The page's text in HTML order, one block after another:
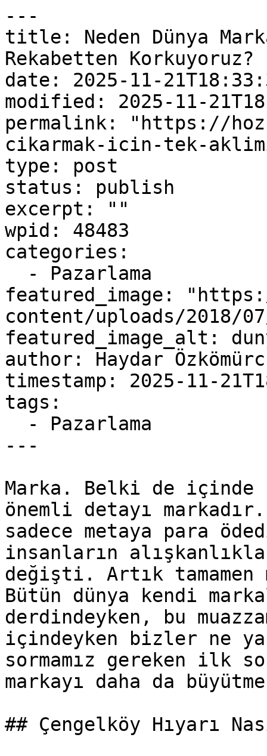
---
title: Neden Dünya
Rekabetten Korkuyoruz?
date: 2025-11-
modified: 2025-11-
permalink: "https://
cikarmak-icin-tek-
type: post
status: publish
excerpt: ""
wpid: 48483
categories:
featured_image:
content/uploads/2018/
featured_image_alt:
author: Haydar
timestamp: 2025-11-
tags:
---
Marka. Belki de içinde
önemli detayı
sadece metaya para
insanların
değişti. Artık tamamen
Bütün dünya kendi
derdindeyken, bu
içindeyken bizler ne
sormamız gereken ilk
markayı daha da
## Çengelköy Hıyarı